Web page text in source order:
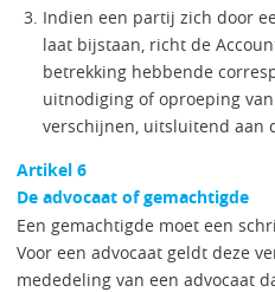
Indien een partij zich door
laat bijstaan, richt de
betrekking hebbende
uitnodiging of oproeping
verschijnen, uitsluitend aan
Artikel 6
De advocaat of gemachtigde
Een gemachtigde moet een
Voor een advocaat geldt deze
mededeling van een advocaat